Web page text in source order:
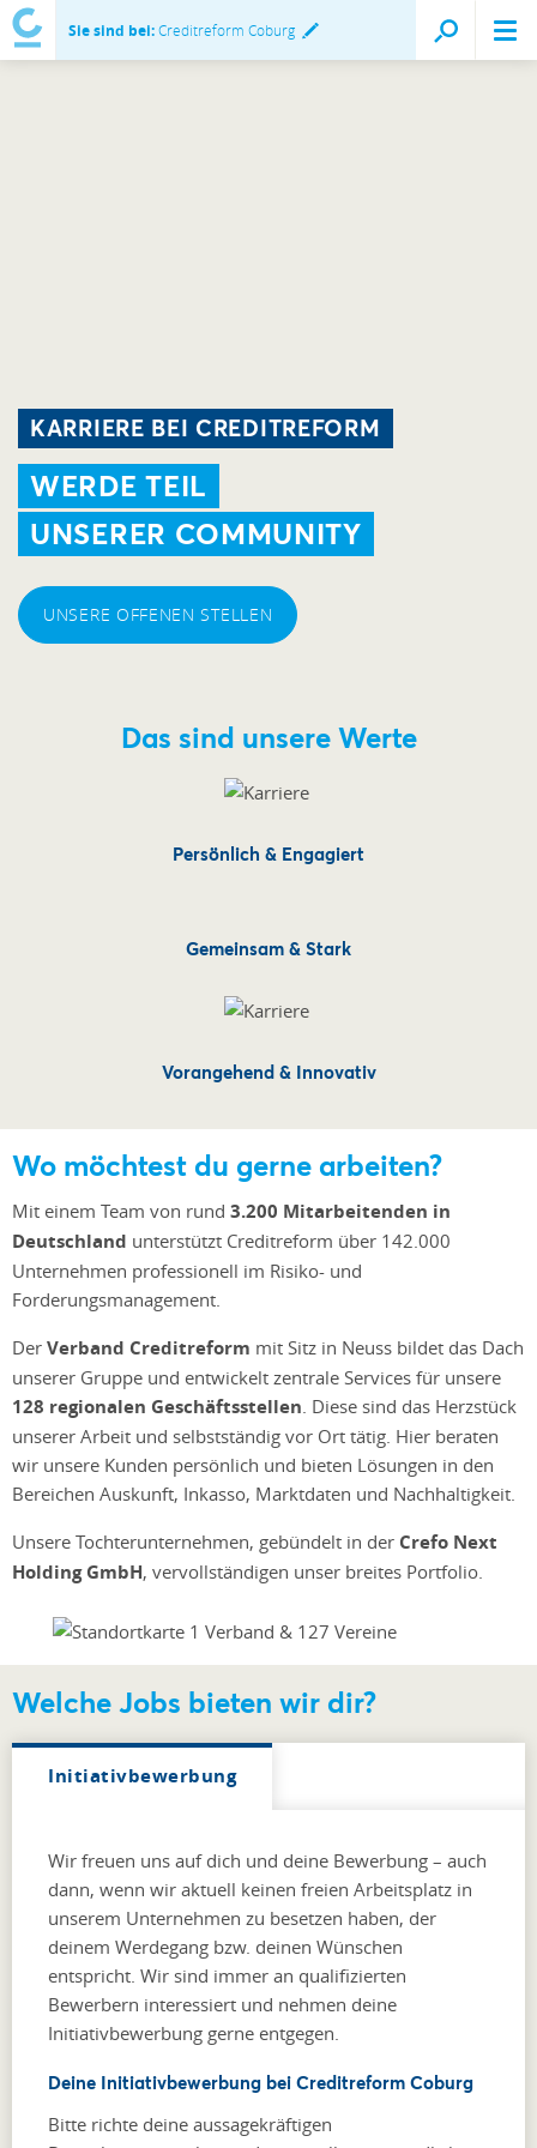
Sie sind bei:Creditreform Coburg
KARRIERE BEI CREDITREFORM
WERDE TEIL
UNSERER COMMUNITY
UNSERE OFFENEN STELLEN
Das sind unsere Werte
Persönlich & Engagiert
Gemeinsam & Stark
Vorangehend & Innovativ
Wo möchtest du gerne arbeiten?
Mit einem Team von rund 3.200 Mitarbeitenden in
Deutschland unterstützt Creditreform über 142.000
Unternehmen professionell im Risiko- und
Forderungsmanagement.
Der Verband Creditreform mit Sitz in Neuss bildet das Dach
unserer Gruppe und entwickelt zentrale Services für unsere
128 regionalen Geschäftsstellen. Diese sind das Herzstück
unserer Arbeit und selbstständig vor Ort tätig. Hier beraten
wir unsere Kunden persönlich und bieten Lösungen in den
Bereichen Auskunft, Inkasso, Marktdaten und Nachhaltigkeit.
Unsere Tochterunternehmen, gebündelt in der Crefo Next
Holding GmbH, vervollständigen unser breites Portfolio.
Welche Jobs bieten wir dir?
Initiativbewerbung
Wir freuen uns auf dich und deine Bewerbung – auch
dann, wenn wir aktuell keinen freien Arbeitsplatz in
unserem Unternehmen zu besetzen haben, der
deinem Werdegang bzw. deinen Wünschen
entspricht. Wir sind immer an qualifizierten
Bewerbern interessiert und nehmen deine
Initiativbewerbung gerne entgegen.
Deine Initiativbewerbung bei Creditreform Coburg
Bitte richte deine aussagekräftigen